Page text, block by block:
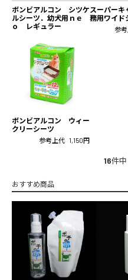
ボンビアルコン シツケ
ルシーツ．幼犬用ｎｅ
ｏ レギュラー
スーパー
務用ワイド
参
ボンビアルコン ウィー
クリーシーツ
参考上代 1,150円
16件中
おすすめ商品